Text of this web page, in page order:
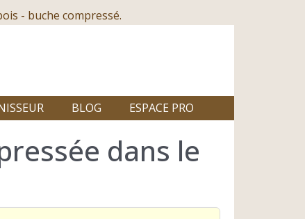
- buche compressé.
BLOG ESPACE PRO
dans le